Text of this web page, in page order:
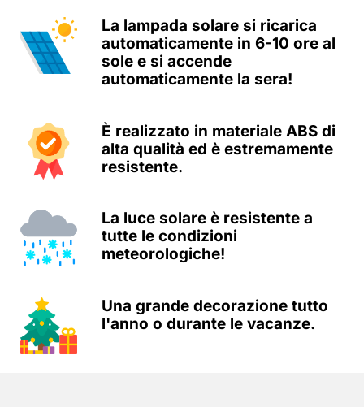
La lampada solare si ricarica
automaticamente in 6-10 ore al
sole e si accende
automaticamente la sera!
È realizzato in materiale ABS di
alta qualità ed è estremamente
resistente.
La luce solare è resistente a
tutte le condizioni
meteorologiche!
Una grande decorazione tutto
l'anno o durante le vacanze.